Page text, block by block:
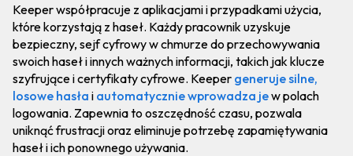
Keeper współpracuje z aplikacjami i przypadkami użycia,
które korzystają z haseł. Każdy pracownik uzyskuje
bezpieczny, sejf cyfrowy w chmurze do przechowywania
swoich haseł i innych ważnych informacji, takich jak klucze
szyfrujące i certyfikaty cyfrowe. Keeper generuje silne,
losowe hasła i automatycznie wprowadza jew polach
logowania. Zapewnia to oszczędność czasu, pozwala
uniknąć frustracji oraz eliminuje potrzebę zapamiętywania
haseł i ich ponownego używania.